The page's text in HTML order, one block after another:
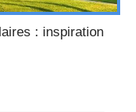
: inspiration